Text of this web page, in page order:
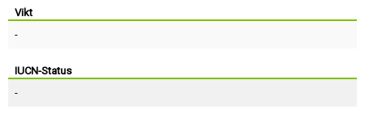
Vikt
-
IUCN-Status
-